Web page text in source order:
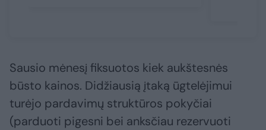
Sausio mėnesį fiksuotos kiek aukštesnės
būsto kainos. Didžiausią įtaką ūgtelėjimui
turėjo pardavimų struktūros pokyčiai
(parduoti pigesni bei anksčiau rezervuoti